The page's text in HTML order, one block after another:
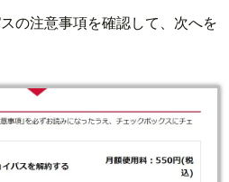
の注意事項を確認して、次へを